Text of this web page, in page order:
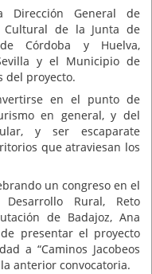
General de
Cultural de la Junta de
Córdoba y Huelva,
y el Municipio de
del proyecto.
en el punto de
en general, y del
y ser escaparate
que atraviesan los
un congreso en el
Rural, Reto
de Badajoz, Ana
presentar el proyecto
a “Caminos Jacobeos
anterior convocatoria.